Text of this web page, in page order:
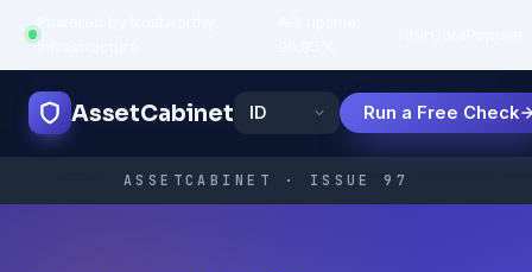
infrastructure
AssetCabinet Run a Free Check
ASSETCABINET · ISSUE 97